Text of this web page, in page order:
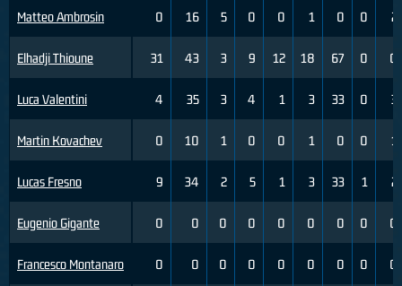
Matteo Ambrosin
Elhadji Thioune
Luca Valentini
Martin Kovachev
Lucas Fresno
Eugenio Gigante
Francesco Montanaro
0 16 5 0 0 1 0 0 2
31 43 3 9 12 18 67 0 0
4 35 3 4 1 3 33 0 3
0 10 1 0 0 1 0 0 1
9 34 2 5 1 3 33 1 2
0 0 0 0 0 0 0 0 0
0 0 0 0 0 0 0 0 0